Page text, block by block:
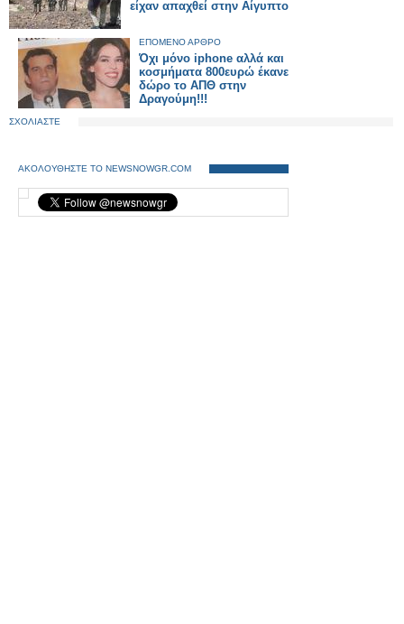
είχαν απαχθεί στην Αίγυπτο
ΕΠΟΜΕΝΟ ΑΡΘΡΟ
Όχι μόνο iphone αλλά και
κοσμήματα 800ευρώ έκανε
δώρο το ΑΠΘ στην
Δραγούμη!!!
ΣΧΟΛΙΑΣΤΕ
ΑΚΟΛΟΥΘΗΣΤΕ ΤΟ NEWSNOWGR.COM